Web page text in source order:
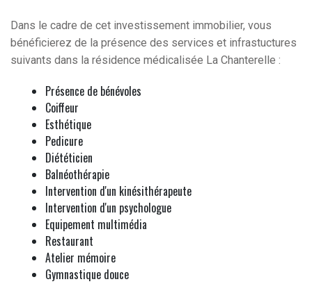
Dans le cadre de cet investissement immobilier, vous
bénéficierez de la présence des services et infrastuctures
suivants dans la résidence médicalisée La Chanterelle :
Présence de bénévoles
Coiffeur
Esthétique
Pedicure
Diététicien
Balnéothérapie
Intervention d'un kinésithérapeute
Intervention d'un psychologue
Equipement multimédia
Restaurant
Atelier mémoire
Gymnastique douce